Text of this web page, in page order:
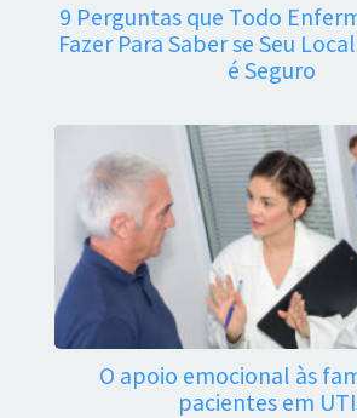
9 Perguntas que Todo
Fazer Para Saber se Seu
é Seguro
O apoio emocional às
pacientes em